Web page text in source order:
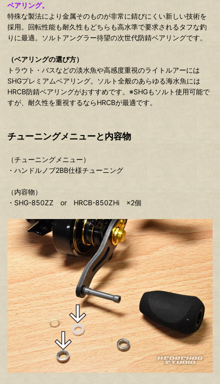
ベアリング。
特殊な製法により金属そのものが非常に錆びにくい新しい技術を
採用。回転性能も耐久性もどちらも高水準で要求されるタフな釣
りに最適。ソルトアングラー待望の次世代防錆ベアリングです。
（ベアリングの選び方）
トラウト・バスなどの淡水魚や高感度重視のライトルアーには
SHGプレミアムベアリング。ソルト全般のあらゆる海水魚には
HRCB防錆ベアリングがおすすめです。※SHGもソルト使用可能で
すが、耐久性を重視するならHRCBが最適です。
チューニングメニューと内容物
（チューニングメニュー）
・ハンドルノブ2BB仕様チューニング
（内容物）
・SHG-850ZZ or HRCB-850ZHi ×2個